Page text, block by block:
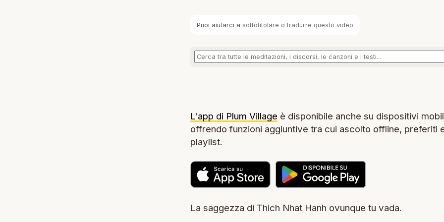
Puoi aiutarci a sottotitolare o tradurre questo video
L'app di Plum Village è disponibile anche su dispositivi
offrendo funzioni aggiuntive tra cui ascolto offline, preferiti
playlist.
La saggezza di Thich Nhat Hanh ovunque tu vada.